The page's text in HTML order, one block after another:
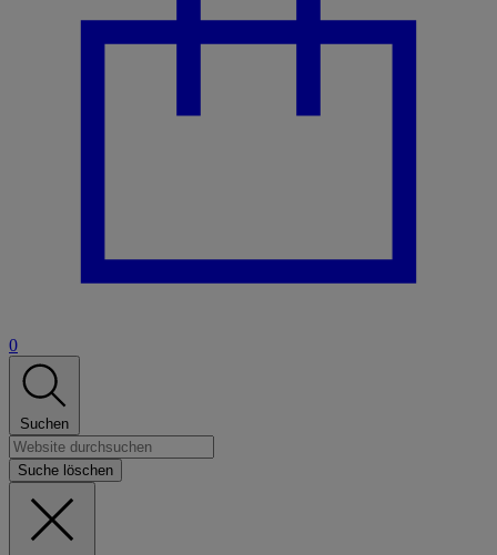
0
Suchen
Suche löschen